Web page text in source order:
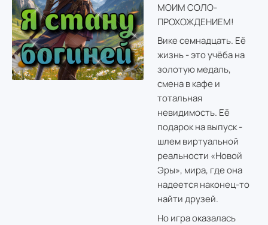
МОИМ СОЛО-
ПРОХОЖДЕНИЕМ!
Вике семнадцать. Её
жизнь - это учёба на
золотую медаль,
смена в кафе и
тотальная
невидимость. Её
подарок на выпуск -
шлем виртуальной
реальности «Новой
Эры», мира, где она
надеется наконец-то
найти друзей.
Но игра оказалась